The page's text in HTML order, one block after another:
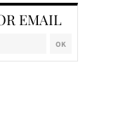
EMAIL